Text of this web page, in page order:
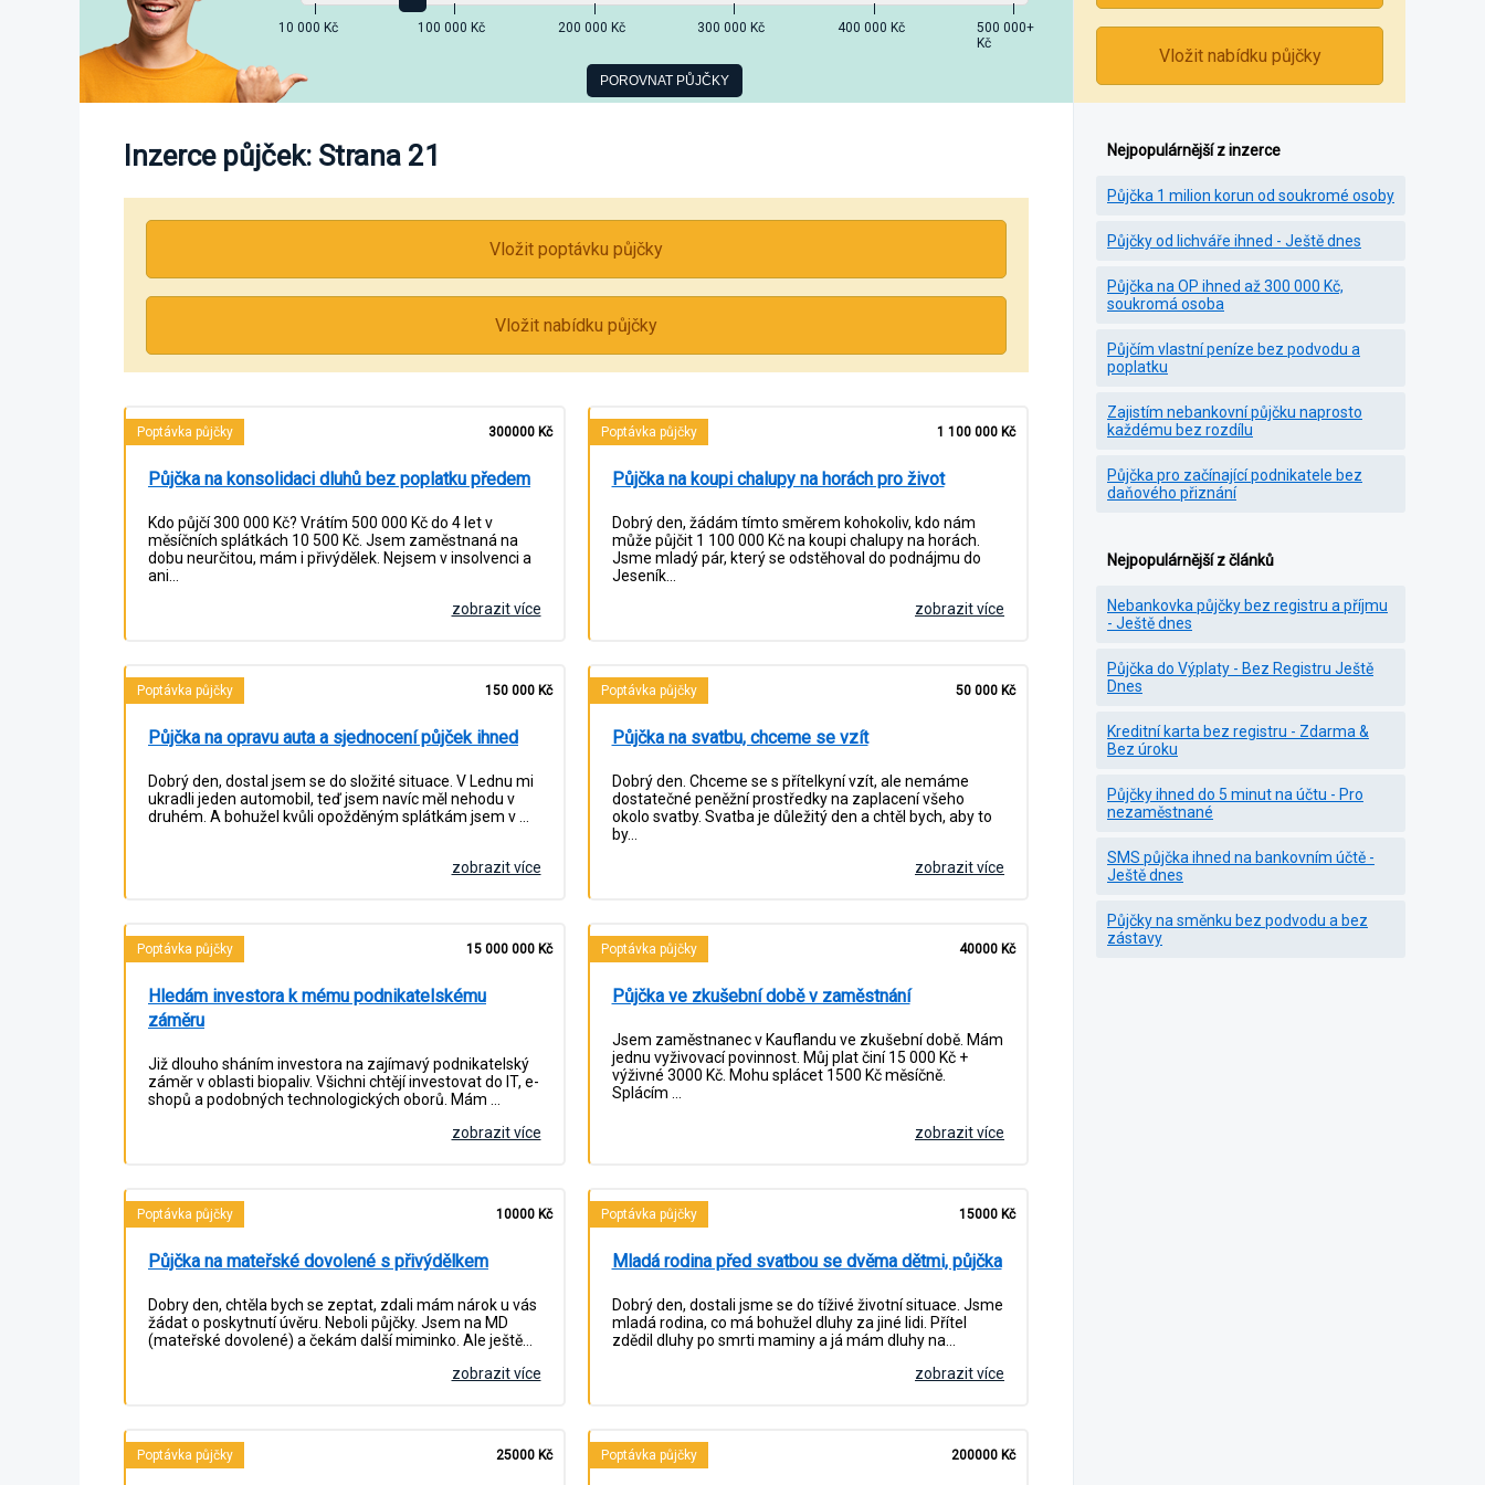
10 000 Kč 100 000 Kč 200 000 Kč 300 000 Kč 400 000 Kč
500 000+
Kč
Inzerce půjček: Strana 21
Vložit poptávku půjčky
Vložit nabídku půjčky
Poptávka půjčky 300000 Kč
Půjčka na konsolidaci dluhů bez poplatku předem
Kdo půjčí 300 000 Kč? Vrátím 500 000 Kč do 4 let v
měsíčních splátkách 10 500 Kč. Jsem zaměstnaná na
dobu neurčitou, mám i přivýdělek. Nejsem v insolvenci a
ani…
zobrazit více
Poptávka půjčky 1 100 000 Kč
Půjčka na koupi chalupy na horách pro život
Dobrý den, žádám tímto směrem kohokoliv, kdo nám
může půjčit 1 100 000 Kč na koupi chalupy na horách.
Jsme mladý pár, který se odstěhoval do podnájmu do
Jeseník…
zobrazit více
Poptávka půjčky 150 000 Kč
Půjčka na opravu auta a sjednocení půjček ihned
Dobrý den, dostal jsem se do složité situace. V Lednu mi
ukradli jeden automobil, teď jsem navíc měl nehodu v
druhém. A bohužel kvůli opožděným splátkám jsem v …
zobrazit více
Poptávka půjčky 50 000 Kč
Půjčka na svatbu, chceme se vzít
Dobrý den. Chceme se s přítelkyní vzít, ale nemáme
dostatečné peněžní prostředky na zaplacení všeho
okolo svatby. Svatba je důležitý den a chtěl bych, aby to
by…
zobrazit více
Poptávka půjčky 15 000 000 Kč
Hledám investora k mému podnikatelskému
záměru
Již dlouho sháním investora na zajímavý podnikatelský
záměr v oblasti biopaliv. Všichni chtějí investovat do IT, e-
shopů a podobných technologických oborů. Mám …
zobrazit více
Poptávka půjčky 40000 Kč
Půjčka ve zkušební době v zaměstnání
Jsem zaměstnanec v Kauflandu ve zkušební době. Mám
jednu vyživovací povinnost. Můj plat činí 15 000 Kč +
výživné 3000 Kč. Mohu splácet 1500 Kč měsíčně.
Splácím …
zobrazit více
Poptávka půjčky 10000 Kč
Půjčka na mateřské dovolené s přivýdělkem
Dobry den, chtěla bych se zeptat, zdali mám nárok u vás
žádat o poskytnutí úvěru. Neboli půjčky. Jsem na MD
(mateřské dovolené) a čekám další miminko. Ale ještě…
zobrazit více
Poptávka půjčky 15000 Kč
Mladá rodina před svatbou se dvěma dětmi, půjčka
Dobrý den, dostali jsme se do tíživé životní situace. Jsme
mladá rodina, co má bohužel dluhy za jiné lidi. Přítel
zdědil dluhy po smrti maminy a já mám dluhy na…
zobrazit více
Poptávka půjčky 25000 Kč Poptávka půjčky 200000 Kč
Vložit nabídku půjčky
Nejpopulárnější z inzerce
Půjčka 1 milion korun od soukromé osoby
Půjčky od lichváře ihned - Ještě dnes
Půjčka na OP ihned až 300 000 Kč,
soukromá osoba
Půjčím vlastní peníze bez podvodu a
poplatku
Zajistím nebankovní půjčku naprosto
každému bez rozdílu
Půjčka pro začínající podnikatele bez
daňového přiznání
Nejpopulárnější z článků
Nebankovka půjčky bez registru a příjmu
- Ještě dnes
Půjčka do Výplaty - Bez Registru Ještě
Dnes
Kreditní karta bez registru - Zdarma &
Bez úroku
Půjčky ihned do 5 minut na účtu - Pro
nezaměstnané
SMS půjčka ihned na bankovním účtě -
Ještě dnes
Půjčky na směnku bez podvodu a bez
zástavy